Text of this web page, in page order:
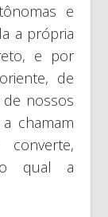
e
a própria
e por
de
de nossos
chamam
qual a